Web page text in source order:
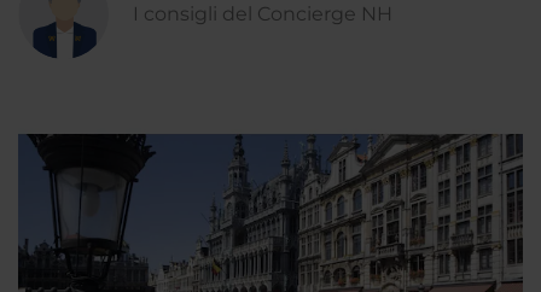
I consigli del Concierge NH